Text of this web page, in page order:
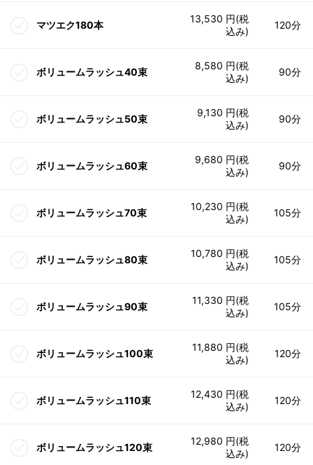
マツエク180本
13,530 円(税
込み)
120分
ボリュームラッシュ40束
8,580 円(税
込み)
90分
ボリュームラッシュ50束
9,130 円(税
込み)
90分
ボリュームラッシュ60束
9,680 円(税
込み)
90分
ボリュームラッシュ70束
10,230 円(税
込み)
105分
ボリュームラッシュ80束
10,780 円(税
込み)
105分
ボリュームラッシュ90束
11,330 円(税
込み)
105分
ボリュームラッシュ100束
11,880 円(税
込み)
120分
ボリュームラッシュ110束
12,430 円(税
込み)
120分
ボリュームラッシュ120束
12,980 円(税
込み)
120分